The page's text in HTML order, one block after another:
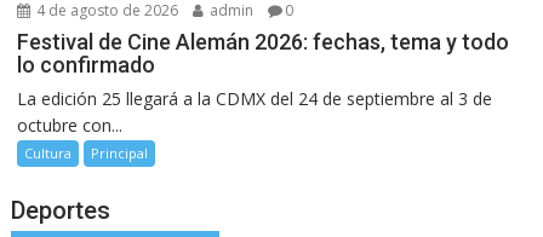
4 de agosto de 2026 admin 0
Festival de Cine Alemán 2026: fechas, tema y todo
lo confirmado
La edición 25 llegará a la CDMX del 24 de septiembre al 3 de
octubre con...
Cultura Principal
Deportes